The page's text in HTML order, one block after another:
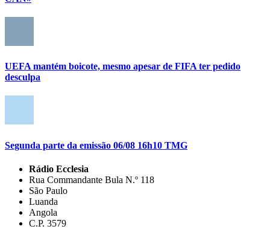
UEFA mantém boicote, mesmo apesar de FIFA ter pedido
desculpa
Segunda parte da emissão 06/08 16h10 TMG
Rádio Ecclesia
Rua Commandante Bula N.º 118
São Paulo
Luanda
Angola
C.P. 3579